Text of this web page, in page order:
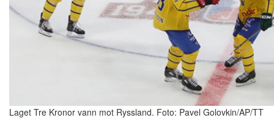
Laget Tre Kronor vann mot Ryssland. Foto: Pavel Golovkin/AP/TT